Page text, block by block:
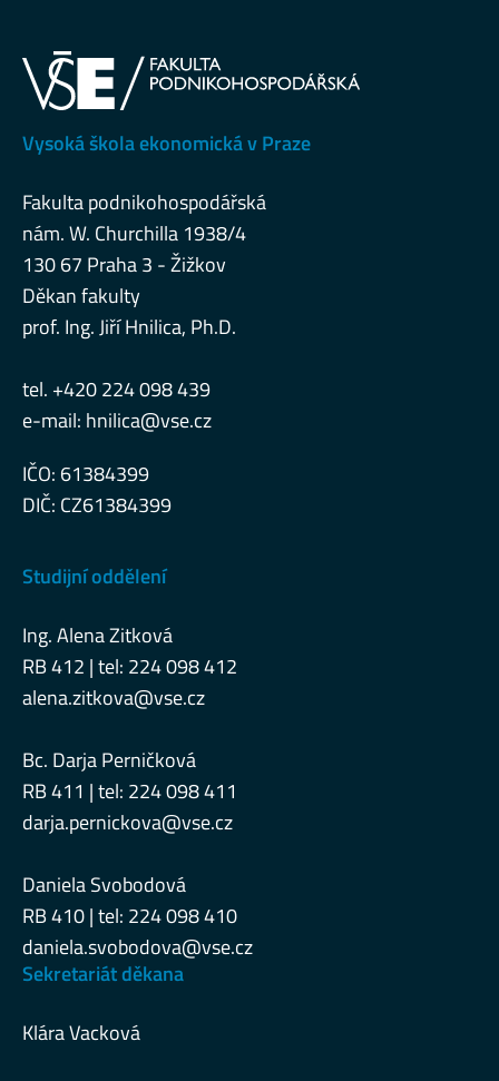
Vysoká škola ekonomická v Praze
Fakulta podnikohospodářská
nám. W. Churchilla 1938/4
130 67 Praha 3 - Žižkov
Děkan fakulty
prof. Ing. Jiří Hnilica, Ph.D.
tel. +420 224 098 439
e-mail: hnilica@vse.cz
IČO: 61384399
DIČ: CZ61384399
Studijní oddělení
Ing. Alena Zitková
RB 412 | tel: 224 098 412
alena.zitkova@vse.cz
Bc. Darja Perničková
RB 411 | tel: 224 098 411
darja.pernickova@vse.cz
Daniela Svobodová
RB 410 | tel: 224 098 410
daniela.svobodova@vse.cz
Sekretariát děkana
Klára Vacková